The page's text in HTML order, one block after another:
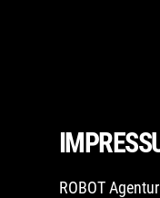
ROBOT